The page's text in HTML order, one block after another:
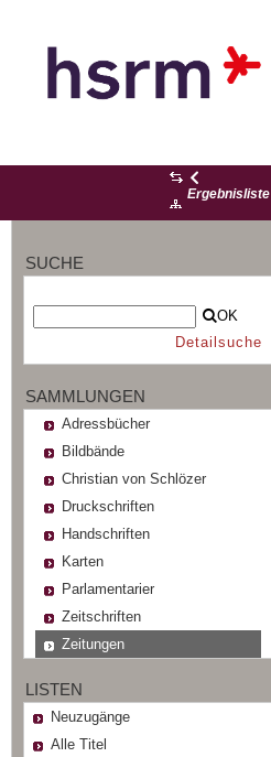
Ergebnisliste
SUCHE
OK
Detailsuche
SAMMLUNGEN
Adressbücher
Bildbände
Christian von Schlözer
Druckschriften
Handschriften
Karten
Parlamentarier
Zeitschriften
Zeitungen
LISTEN
Neuzugänge
Alle Titel